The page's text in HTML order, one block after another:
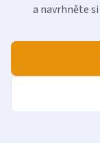
a navrhněte